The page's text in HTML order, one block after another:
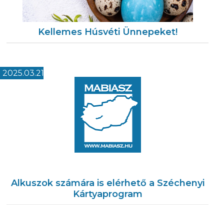
Kellemes Húsvéti Ünnepeket!
2025.03.21
Alkuszok számára is elérhető a Széchenyi
Kártyaprogram